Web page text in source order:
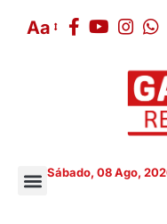
Aa
Sábado, 08 Ago,